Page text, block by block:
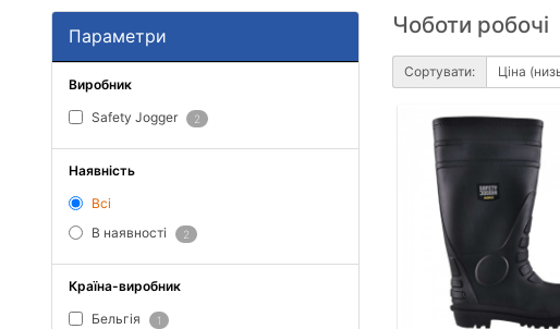
Параметри
Виробник
Safety Jogger 2
Наявність
Всі
В наявності
2
Країна-виробник
Бельгія 1
Чоботи робочі
Сортувати: